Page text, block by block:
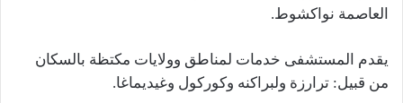
العاصمة نواكشوط.
يقدم المستشفى خدمات لمناطق وولايات مكتظة بالسكان
من قبيل: ترارزة ولبراكنه وكوركول وغيديماغا.